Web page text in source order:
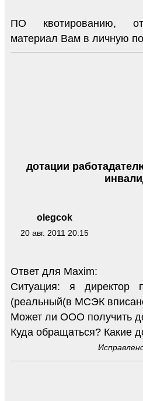
ПО квотированию,
материал Вам в личную
olegcok
20 авг. 2011 20:15
дотации
Ответ для Maxim:
Ситуация: я директор
(реальный(в МСЭК
Может ли ООО получить
Куда обращаться? Какие